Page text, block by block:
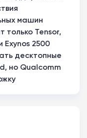
машин
только Tensor,
Exynos 2500
десктопные
но Qualcomm